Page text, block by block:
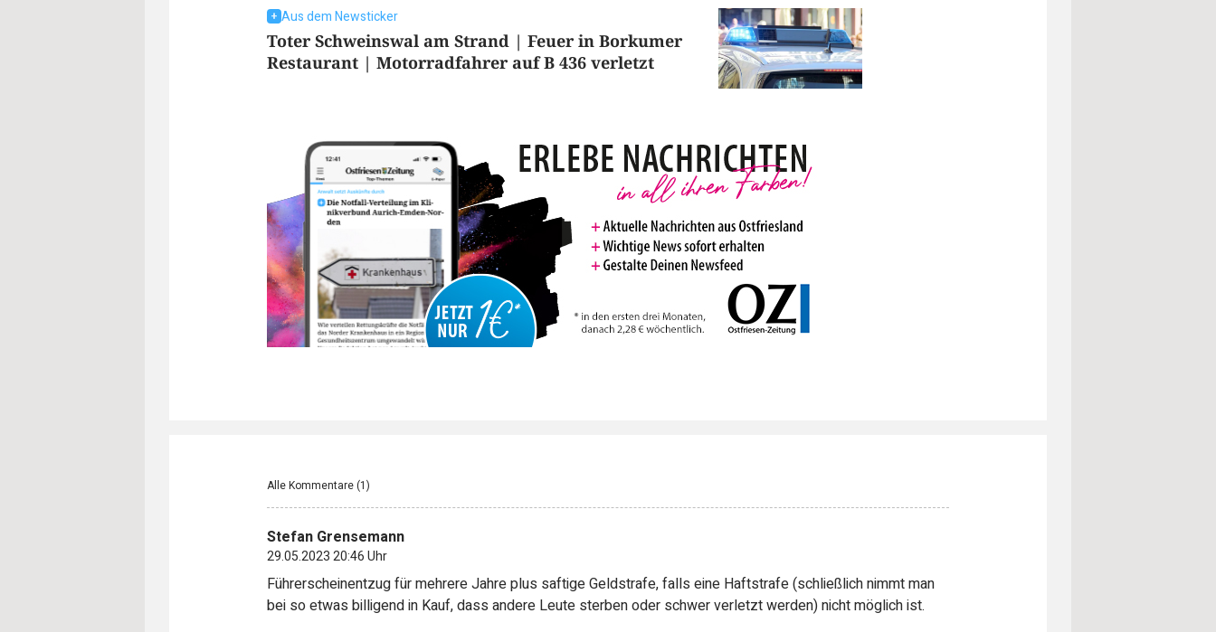
Aus dem Newsticker
Toter Schweinswal am Strand | Feuer in Borkumer
Restaurant | Motorradfahrer auf B 436 verletzt
Alle Kommentare (1)
Stefan Grensemann
29.05.2023 20:46 Uhr
Führerscheinentzug für mehrere Jahre plus saftige Geldstrafe, falls eine Haftstrafe (schließlich nimmt man
bei so etwas billigend in Kauf, dass andere Leute sterben oder schwer verletzt werden) nicht möglich ist.